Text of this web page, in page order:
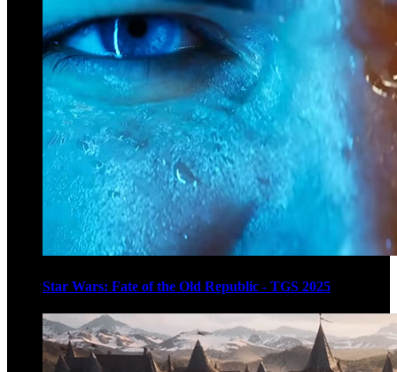
Star Wars: Fate of the Old Republic - TGS 2025